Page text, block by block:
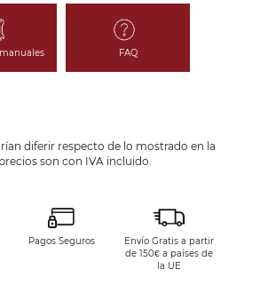
FAQ
diferir respecto de lo mostrado en la
son con IVA incluido.
Pagos Seguros
Envío Gratis a partir
de 150€ a países de
la UE